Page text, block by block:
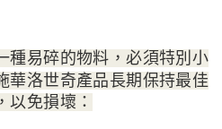
種易碎的物料，必須特別小
華洛世奇產品長期保持最佳
以免損壞：